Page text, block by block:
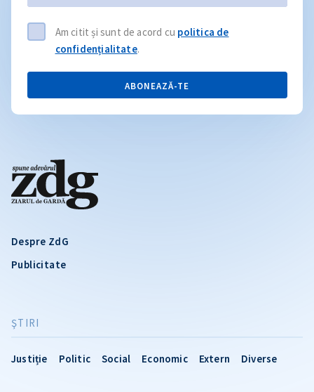
Despre ZdG
Publicitate
ŞTIRI
Justiție Politic Social Economic Extern Diverse
Am citit și sunt de acord cu politica de
confidențialitate.
ABONEAZĂ-TE